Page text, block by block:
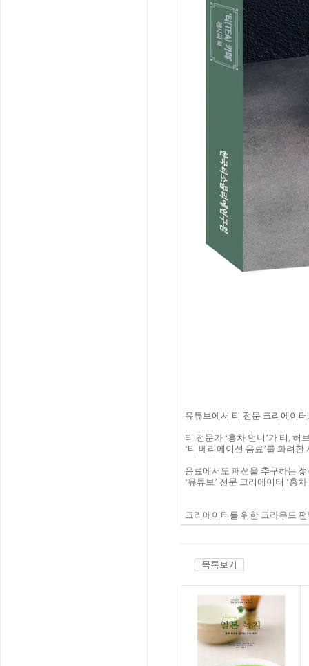
유튜브에서 티 전문 크리에이
티 전문가 ‘홍차 언니’가 티, 허
‘티 베리에이션 음료’를 화려한
음료에서도 패션을 추구하는
‘유튜브’ 전문 크리에이터 ‘홍차
크리에이터를 위한 크라우드